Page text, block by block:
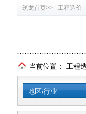
筑龙首页>> 工程造价
当前位置： 工程
地区/行业